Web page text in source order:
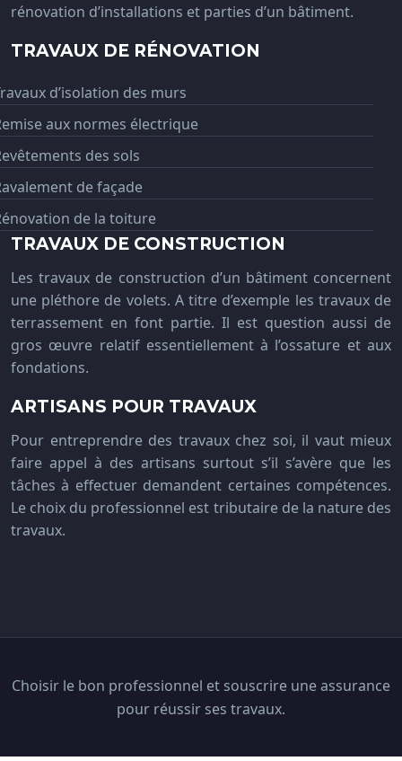
rénovation d’installations et parties d’un bâtiment.
TRAVAUX DE RÉNOVATION
d’isolation des murs
aux normes électrique
des sols
de façade
de la toiture
TRAVAUX DE CONSTRUCTION
Les travaux de construction d’un bâtiment concernent
une pléthore de volets. A titre d’exemple les travaux de
terrassement en font partie. Il est question aussi de
gros œuvre relatif essentiellement à l’ossature et aux
fondations.
ARTISANS POUR TRAVAUX
Pour entreprendre des travaux chez soi, il vaut mieux
faire appel à des artisans surtout s’il s’avère que les
tâches à effectuer demandent certaines compétences.
Le choix du professionnel est tributaire de la nature des
travaux.
Choisir le bon professionnel et souscrire une assurance
pour réussir ses travaux.